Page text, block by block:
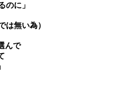
のに」
は無い為）
んで